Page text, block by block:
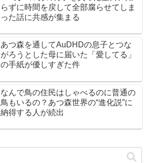
らずに時間を戻して全部腐らせてしま
った話に共感が集まる
あつ森を通してAuDHDの息子とつな
がろうとした母に届いた「愛してる」
の手紙が優しすぎた件
なんで鳥の住民はしゃべるのに普通の
鳥もいるの？あつ森世界の“進化説”に
納得する人が続出